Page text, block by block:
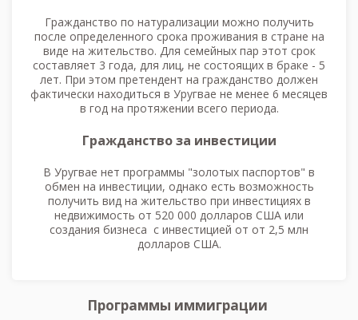
Гражданство по натурализации можно получить
после определенного срока проживания в стране на
виде на жительство. Для семейных пар этот срок
составляет 3 года, для лиц, не состоящих в браке - 5
лет. При этом претендент на гражданство должен
фактически находиться в Уругвае не менее 6 месяцев
в год на протяжении всего периода.
Гражданство за инвестиции
В Уругвае нет программы "золотых паспортов" в
обмен на инвестиции, однако есть возможность
получить вид на жительство при инвестициях в
недвижимость от 520 000 долларов США или
создания бизнеса с инвестицией от от 2,5 млн
долларов США.
Программы иммиграции